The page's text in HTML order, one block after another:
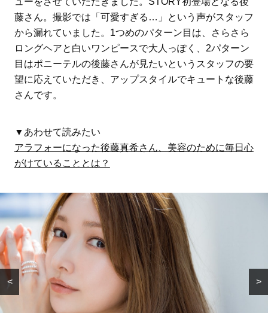
ママとパパに贈る「ジェンダーレ
ス学」
人気の40代髪型・ヘア
タログ
藤さん。撮影では「可愛すぎる…」という声がスタッフ
から漏れていました。1つめのパターン目は、さらさら
ロングヘアと白いワンピースで大人っぽく、2パターン
目はポニーテルの後藤さんが見たいというスタッフの要
望に応えていただき、アップスタイルでキュートな後藤
さんです。
▼あわせて読みたい
アラフォーになった後藤真希さん、美容のために毎日心
がけていることとは？
<
FEATURE
FEATURE
>